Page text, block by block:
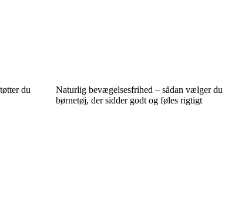
du
Naturlig bevægelsesfrihed – sådan vælger du
børnetøj, der sidder godt og føles rigtigt